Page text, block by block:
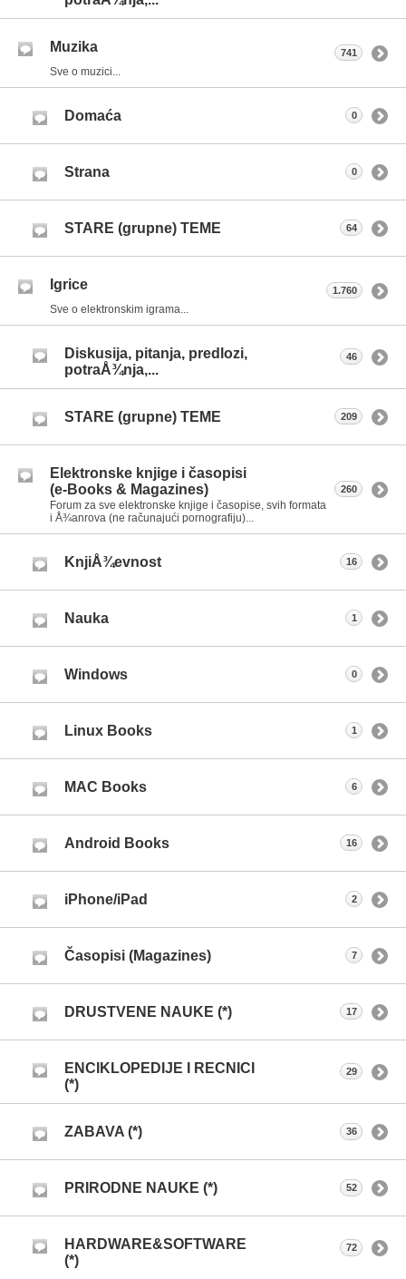
Muzika
Sve o muzici...
741
Domaća 0
Strana 0
STARE (grupne) TEME 64
Igrice
Sve o elektronskim igrama...
1.760
Diskusija, pitanja, predlozi,
potraÅ¾nja,...
46
STARE (grupne) TEME 209
Elektronske knjige i časopisi
(e-Books & Magazines)
Forum za sve elektronske knjige i časopise, svih formata
i Å¾anrova (ne računajući pornografiju)...
260
KnjiÅ¾evnost 16
Nauka 1
Windows 0
Linux Books 1
MAC Books 6
Android Books 16
iPhone/iPad 2
Časopisi (Magazines) 7
DRUSTVENE NAUKE (*) 17
ENCIKLOPEDIJE I RECNICI
(*)
29
ZABAVA (*) 36
PRIRODNE NAUKE (*) 52
HARDWARE&SOFTWARE
(*)
72